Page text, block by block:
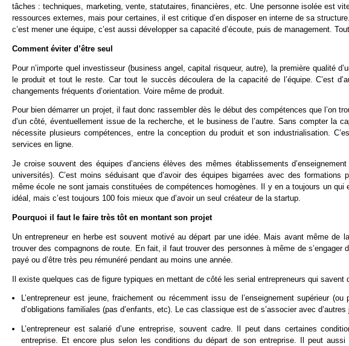
tâches : techniques, marketing, vente, statutaires, financières, etc. Une personne isolée est
ressources externes, mais pour certaines, il est critique d’en disposer en interne de sa
c’est mener une équipe, c’est aussi développer sa capacité d’écoute, puis de management.
Comment éviter d’être seul
Pour n’importe quel investisseur (business angel, capital risqueur, autre), la première qualité
le produit et tout le reste. Car tout le succès découlera de la capacité de l’équipe. C’est
changements fréquents d’orientation. Voire même de produit.
Pour bien démarrer un projet, il faut donc rassembler dès le début des compétences que l’on
d’un côté, éventuellement issue de la recherche, et le business de l’autre. Sans compter la
nécessite plusieurs compétences, entre la conception du produit et son industrialisation.
services en ligne.
Je croise souvent des équipes d’anciens élèves des mêmes établissements
universités). C’est moins séduisant que d’avoir des équipes bigarrées avec des
même école ne sont jamais constituées de compétences homogènes. Il y en a toujours un
idéal, mais c’est toujours 100 fois mieux que d’avoir un seul créateur de la startup.
Pourquoi il faut le faire très tôt en montant son projet
Un entrepreneur en herbe est souvent motivé au départ par une idée. Mais avant même de
trouver des compagnons de route. En fait, il faut trouver des personnes à même de
payé ou d’être très peu rémunéré pendant au moins une année.
Il existe quelques cas de figure typiques en mettant de côté les serial entrepreneurs qui savent
L’entrepreneur est jeune, fraichement ou récemment issu de l’enseignement supérieur
d’obligations familiales (pas d’enfants, etc). Le cas classique est de s’associer avec
L’entrepreneur est salarié d’une entreprise, souvent cadre. Il peut dans certaines
entreprise. Et encore plus selon les conditions du départ de son entreprise. Il peut aussi